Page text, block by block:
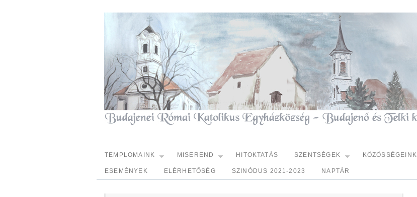
TEMPLOMAINK MISEREND HITOKTATÁS SZENTSÉGEK KÖZÖSSÉGEINK
ESEMÉNYEK ELÉRHETŐSÉG SZINÓDUS 2021-2023 NAPTÁR